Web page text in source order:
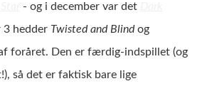
- og i december var det
3 hedder Twisted and Blindog
foråret. Den er færdig-indspillet (og
så det er faktisk bare lige